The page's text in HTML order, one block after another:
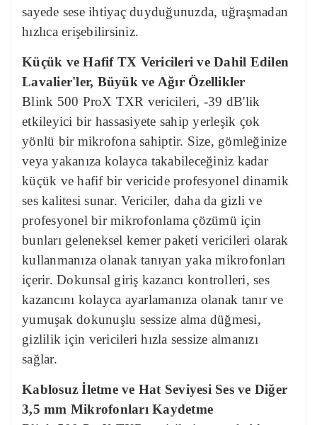
sayede sese ihtiyaç duyduğunuzda, uğraşmadan
hızlıca erişebilirsiniz.
Küçük ve Hafif TX Vericileri ve Dahil Edilen
Lavalier'ler, Büyük ve Ağır Özellikler
Blink 500 ProX TXR vericileri, -39 dB'lik
etkileyici bir hassasiyete sahip yerleşik çok
yönlü bir mikrofona sahiptir. Size, gömleğinize
veya yakanıza kolayca takabileceğiniz kadar
küçük ve hafif bir vericide profesyonel dinamik
ses kalitesi sunar. Vericiler, daha da gizli ve
profesyonel bir mikrofonlama çözümü için
bunları geleneksel kemer paketi vericileri olarak
kullanmanıza olanak tanıyan yaka mikrofonları
içerir. Dokunsal giriş kazancı kontrolleri, ses
kazancını kolayca ayarlamanıza olanak tanır ve
yumuşak dokunuşlu sessize alma düğmesi,
gizlilik için vericileri hızla sessize almanızı
sağlar.
Kablosuz İletme ve Hat Seviyesi Ses ve Diğer
3,5 mm Mikrofonları Kaydetme